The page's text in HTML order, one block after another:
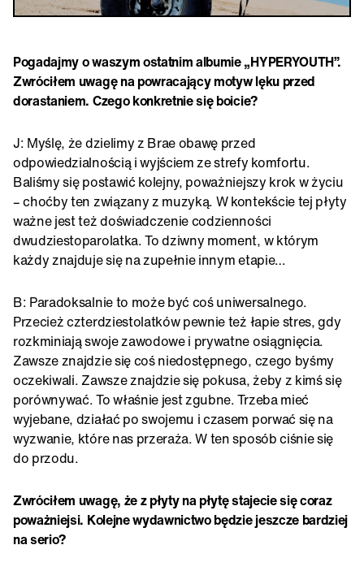
Pogadajmy o waszym ostatnim albumie „HYPERYOUTH”.
Zwróciłem uwagę na powracający motyw lęku przed
dorastaniem. Czego konkretnie się boicie?
J: Myślę, że dzielimy z Brae obawę przed
odpowiedzialnością i wyjściem ze strefy komfortu.
Baliśmy się postawić kolejny, poważniejszy krok w życiu
– choćby ten związany z muzyką. W kontekście tej płyty
ważne jest też doświadczenie codzienności
dwudziestoparolatka. To dziwny moment, w którym
każdy znajduje się na zupełnie innym etapie…
B: Paradoksalnie to może być coś uniwersalnego.
Przecież czterdziestolatków pewnie też łapie stres, gdy
rozkminiają swoje zawodowe i prywatne osiągnięcia.
Zawsze znajdzie się coś niedostępnego, czego byśmy
oczekiwali. Zawsze znajdzie się pokusa, żeby z kimś się
porównywać. To właśnie jest zgubne. Trzeba mieć
wyjebane, działać po swojemu i czasem porwać się na
wyzwanie, które nas przeraża. W ten sposób ciśnie się
do przodu.
Zwróciłem uwagę, że z płyty na płytę stajecie się coraz
poważniejsi. Kolejne wydawnictwo będzie jeszcze bardziej
na serio?